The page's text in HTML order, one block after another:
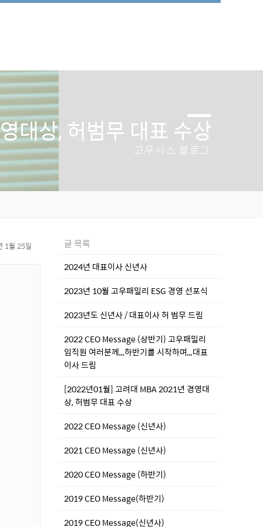
대상, 허범무 대표 수상
고우시스 블로그
1월 25일 글 목록
2024년 대표이사 신년사
2023년 10월 고우패밀리 ESG 경영 선포식
2023년도 신년사 / 대표이사 허 범무 드림
2022 CEO Message (상반기) 고우패밀리
임직원 여러분께,,,하반기를 시작하며,,,대표
이사 드림
[2022년01월] 고려대 MBA 2021년 경영대
상, 허범무 대표 수상
2022 CEO Message (신년사)
2021 CEO Message (신년사)
2020 CEO Message (하반기)
2019 CEO Message(하반기)
2019 CEO Message(신년사)